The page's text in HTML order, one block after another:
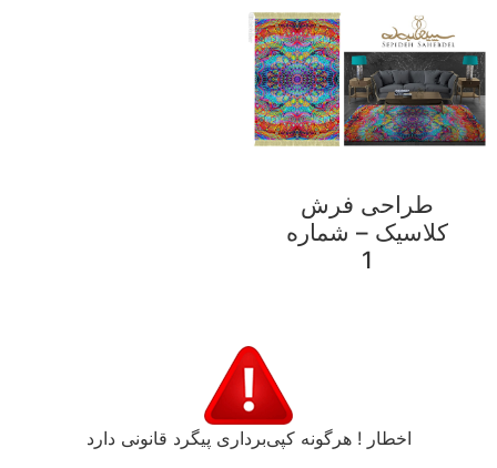
طراحی فرش
کلاسیک – شماره
1
اخطار ! هرگونه کپی‌برداری پیگرد قانونی دارد